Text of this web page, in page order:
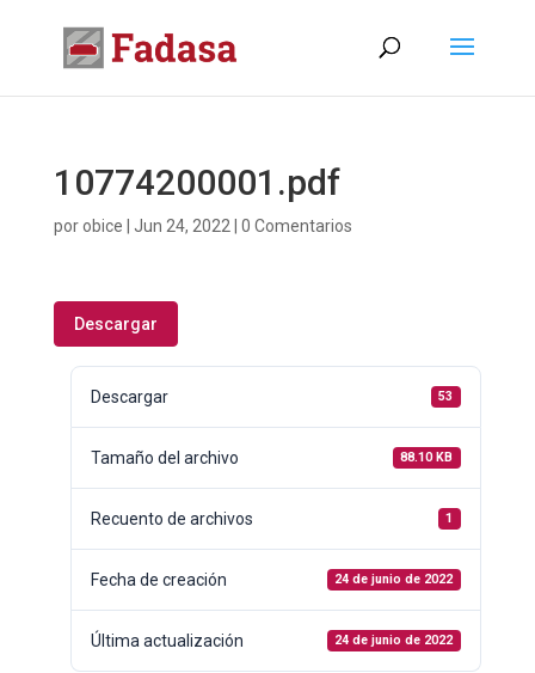
10774200001.pdf
porobice Jun 24, 2022 0 Comentarios
Descargar
Descargar 53
Tamaño del archivo 88.10 KB
Recuento de archivos 1
Fecha de creación 24 de junio de 2022
Última actualización 24 de junio de 2022